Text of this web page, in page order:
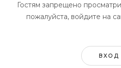
Гостям запрещено
пожалуйста, войдите на
ВХОД